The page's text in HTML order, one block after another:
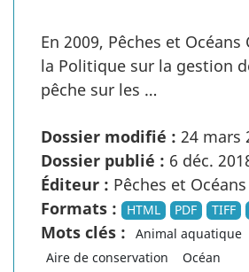
En 2009, Pêches et
la Politique sur la gestion
pêche sur les …
Dossier modifié : 24 mars
Dossier publié : 6 déc.
Éditeur : Pêches et
Formats :
HTML PDF TIFF
Mots clés :
Animal aquatique
Aire de conservation
Océan